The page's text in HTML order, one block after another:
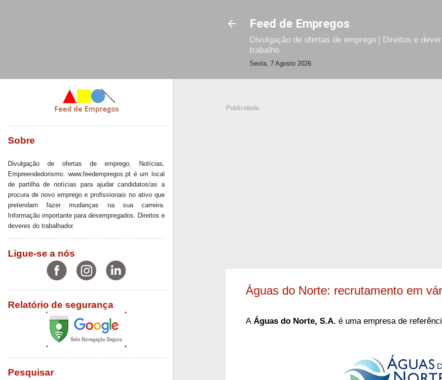
Feed de Empregos
Divulgação de ofertas de emprego | Direitos e
trabalho
Sexta, 7 Agosto 2026
Publicidade
Águas do Norte: recrutamento em
A Águas do Norte, S.A. é uma empresa de
Sobre
Divulgação de ofertas de emprego, Notícias,
Empreendedorismo. www.feedempregos.pt é um local
de partilha de notícias para ajudar candidatos/as a
procura de novo emprego e profissionais no ativo que
pretendam fazer mudanças na sua carreira.
Informação importante para desempregados. Direitos e
deveres do trabalhador.
Ligue-se a nós
Relatório de segurança
Pesquisar